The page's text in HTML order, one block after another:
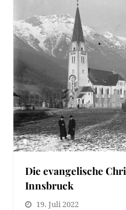
Die evangelische
Innsbruck
19. Juli 2022